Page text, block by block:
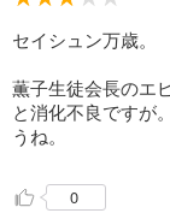
セイシュン万歳。
薫子生徒会長のエ
と消化不良ですが
うね。
0